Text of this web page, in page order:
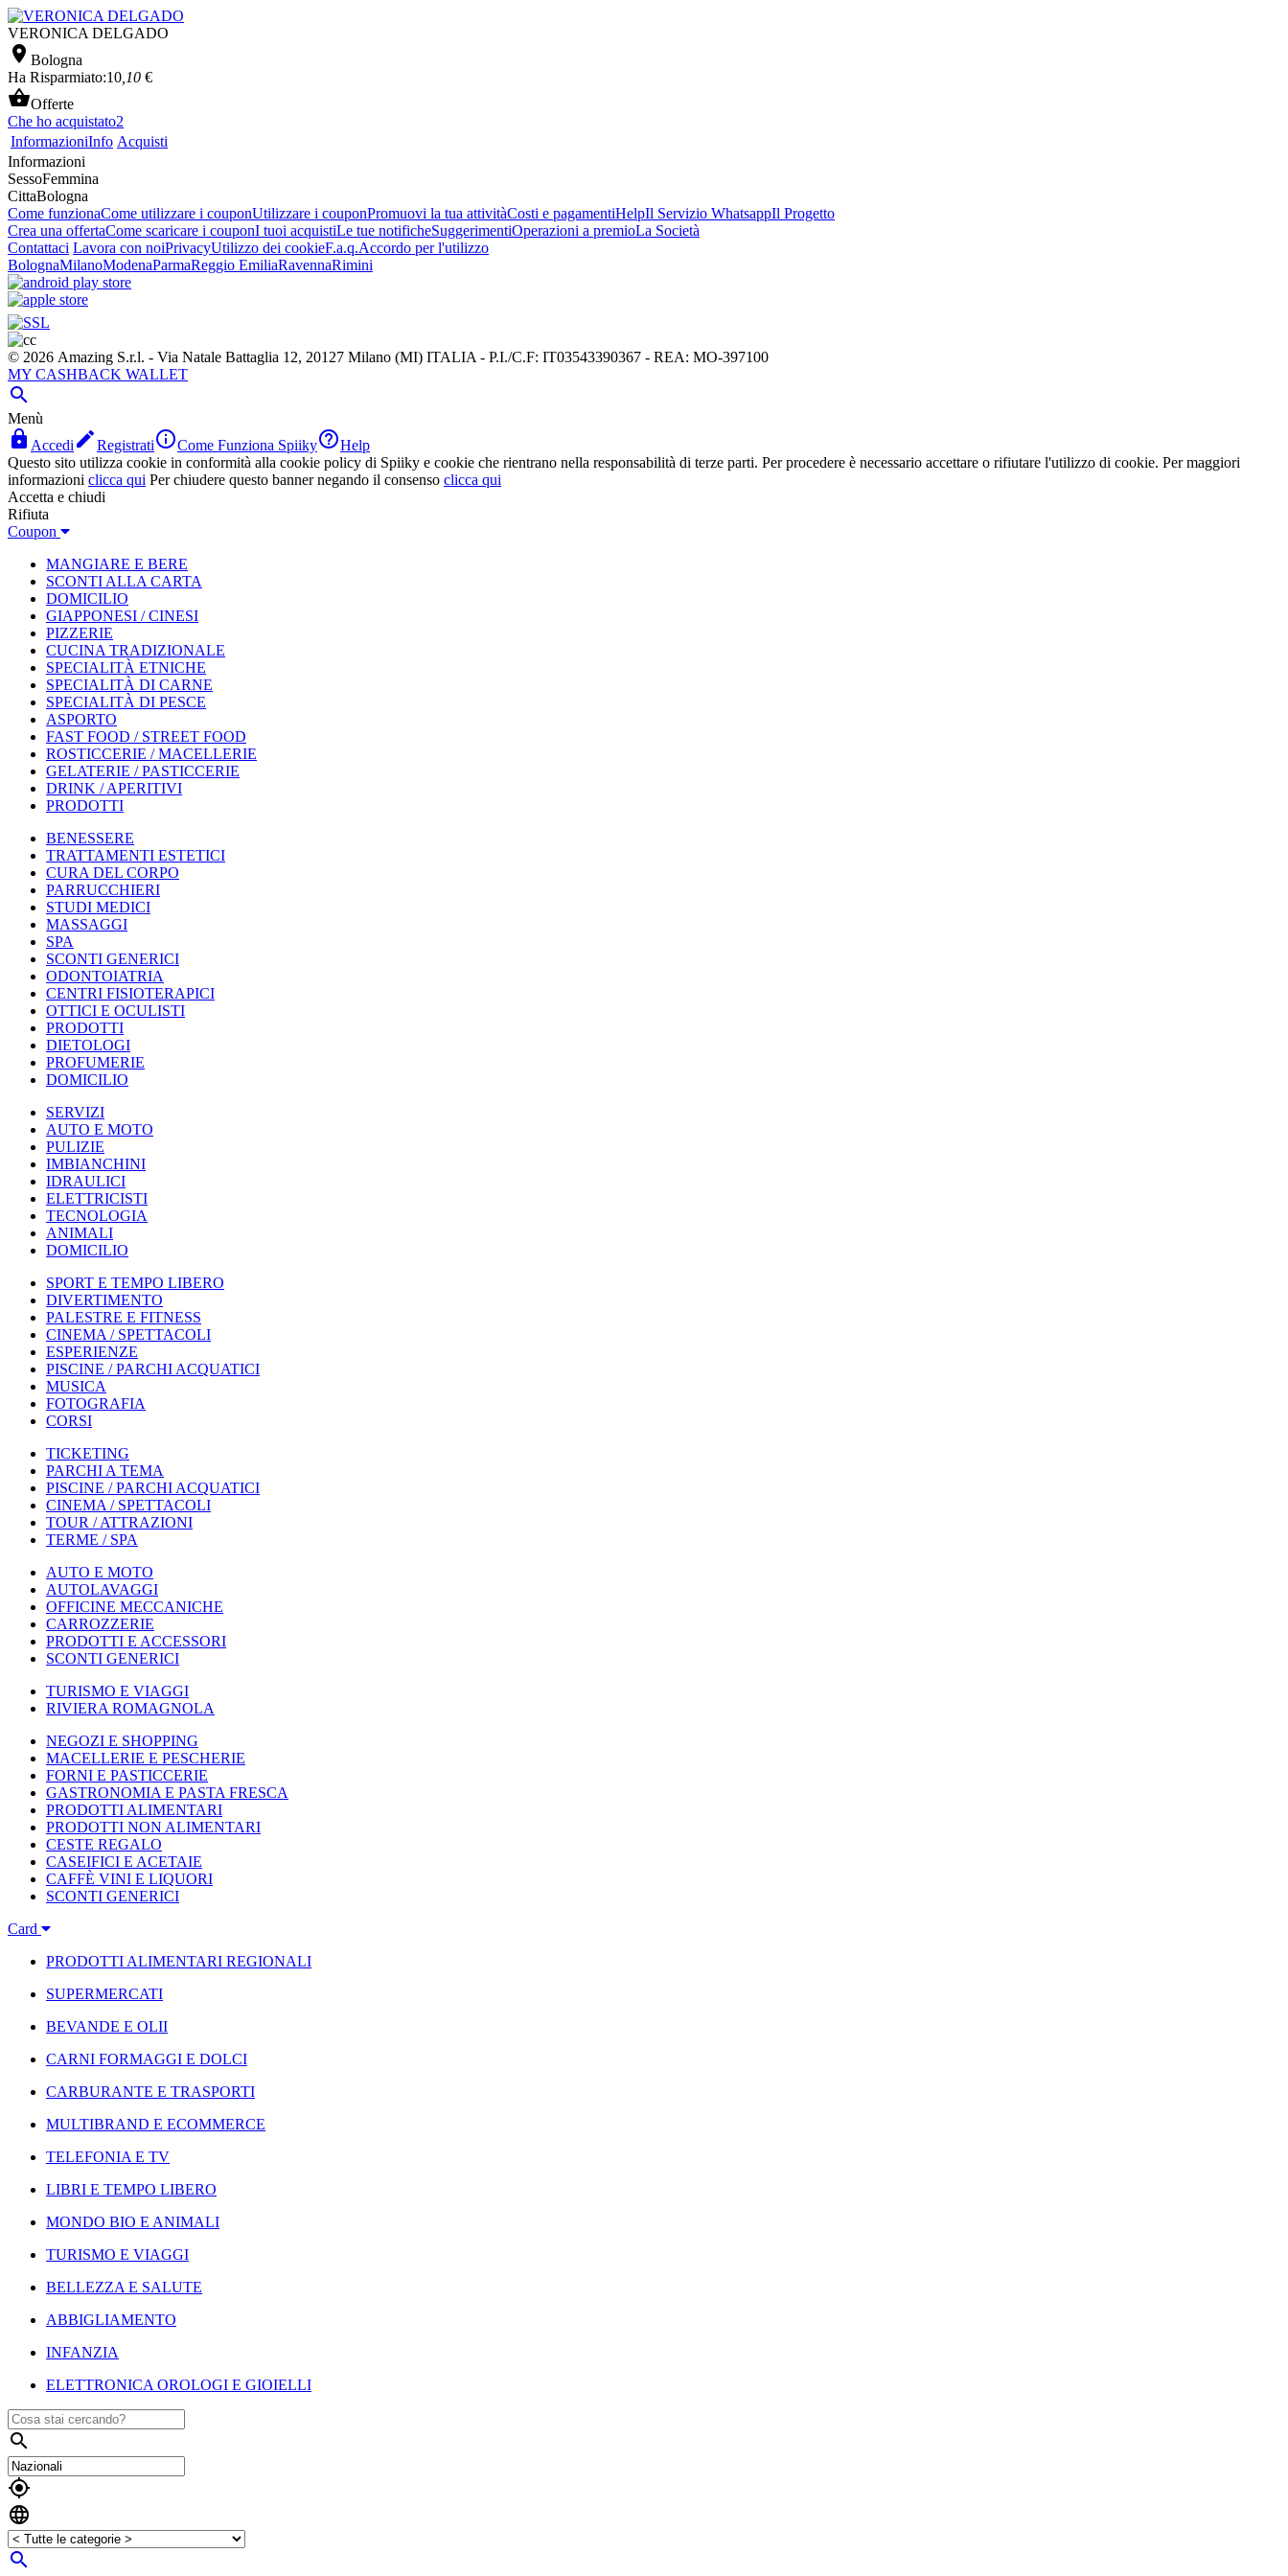
VERONICA DELGADO
 Bologna
Ha Risparmiato:10 ,10 €
Offerte
Che ho acquistato2
InformazioniInfo Acquisti
Informazioni
SessoFemmina
CittaBologna
Come funzionaCome utilizzare i couponUtilizzare i couponPromuovi la tua attivitàCosti e pagamentiHelpIl Servizio WhatsappIl Progetto
Crea una offertaCome scaricare i couponI tuoi acquistiLe tue notificheSuggerimentiOperazioni a premioLa Società
Contattaci Lavora con noiPrivacyUtilizzo dei cookieF.a.q.Accordo per l'utilizzo
BolognaMilanoModenaParmaReggio EmiliaRavennaRimini
© 2026 Amazing S.r.l. - Via Natale Battaglia 12, 20127 Milano (MI) ITALIA - P.I./C.F: IT03543390367 - REA: MO-397100
MY CASHBACK WALLET

Menù
 Accedi RegistratiCome Funziona SpiikyHelp
Questo sito utilizza cookie in conformità alla cookie policy di Spiiky e cookie che rientrano nella responsabilità di terze parti. Per procedere è necessario accettare o rifiutare l'utilizzo di cookie. Per maggiori
informazioni clicca qui Per chiudere questo banner negando il consenso clicca qui
Accetta e chiudi
Rifiuta
Coupon
MANGIARE E BERE
SCONTI ALLA CARTA
DOMICILIO
GIAPPONESI / CINESI
PIZZERIE
CUCINA TRADIZIONALE
SPECIALITÀ ETNICHE
SPECIALITÀ DI CARNE
SPECIALITÀ DI PESCE
ASPORTO
FAST FOOD / STREET FOOD
ROSTICCERIE / MACELLERIE
GELATERIE / PASTICCERIE
DRINK / APERITIVI
PRODOTTI
BENESSERE
TRATTAMENTI ESTETICI
CURA DEL CORPO
PARRUCCHIERI
STUDI MEDICI
MASSAGGI
SPA
SCONTI GENERICI
ODONTOIATRIA
CENTRI FISIOTERAPICI
OTTICI E OCULISTI
PRODOTTI
DIETOLOGI
PROFUMERIE
DOMICILIO
SERVIZI
AUTO E MOTO
PULIZIE
IMBIANCHINI
IDRAULICI
ELETTRICISTI
TECNOLOGIA
ANIMALI
DOMICILIO
SPORT E TEMPO LIBERO
DIVERTIMENTO
PALESTRE E FITNESS
CINEMA / SPETTACOLI
ESPERIENZE
PISCINE / PARCHI ACQUATICI
MUSICA
FOTOGRAFIA
CORSI
TICKETING
PARCHI A TEMA
PISCINE / PARCHI ACQUATICI
CINEMA / SPETTACOLI
TOUR / ATTRAZIONI
TERME / SPA
AUTO E MOTO
AUTOLAVAGGI
OFFICINE MECCANICHE
CARROZZERIE
PRODOTTI E ACCESSORI
SCONTI GENERICI
TURISMO E VIAGGI
RIVIERA ROMAGNOLA
NEGOZI E SHOPPING
MACELLERIE E PESCHERIE
FORNI E PASTICCERIE
GASTRONOMIA E PASTA FRESCA
PRODOTTI ALIMENTARI
PRODOTTI NON ALIMENTARI
CESTE REGALO
CASEIFICI E ACETAIE
CAFFÈ VINI E LIQUORI
SCONTI GENERICI
Card
PRODOTTI ALIMENTARI REGIONALI
SUPERMERCATI
BEVANDE E OLII
CARNI FORMAGGI E DOLCI
CARBURANTE E TRASPORTI
MULTIBRAND E ECOMMERCE
TELEFONIA E TV
LIBRI E TEMPO LIBERO
MONDO BIO E ANIMALI
TURISMO E VIAGGI
BELLEZZA E SALUTE
ABBIGLIAMENTO
INFANZIA
ELETTRONICA OROLOGI E GIOIELLI



